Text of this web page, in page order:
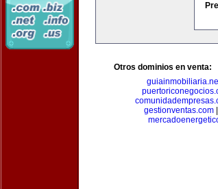
Otros dominios en venta:
gestionventas.com|